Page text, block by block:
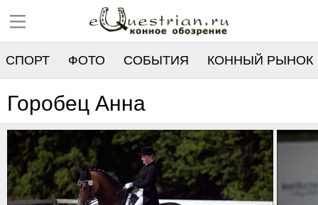
СПОРТ ФОТО СОБЫТИЯ КОННЫЙ РЫНОК
РЕЕСТР
Горобец Анна